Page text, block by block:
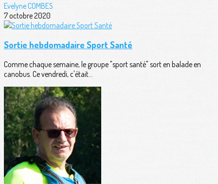
Evelyne COMBES
7 octobre 2020
Sortie hebdomadaire Sport Santé
Comme chaque semaine, le groupe "sport santé" sort en balade en
canobus. Ce vendredi, c'était...